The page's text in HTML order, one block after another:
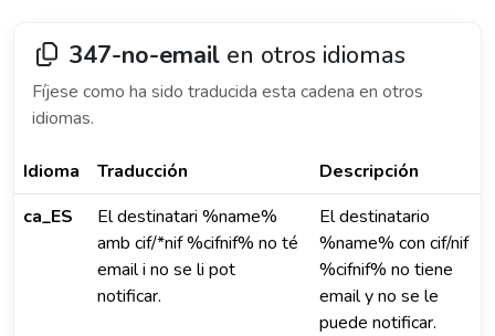
347-no-email en otros idiomas
Fíjese como ha sido traducida esta cadena en otros
idiomas.
Idioma Traducción
Descripción
ca_ES
El destinatari %name%
amb cif/*nif %cifnif% no té
email i no se li pot
notificar.
El destinatario
%name% con cif/nif
%cifnif% no tiene
email y no se le
puede notificar.